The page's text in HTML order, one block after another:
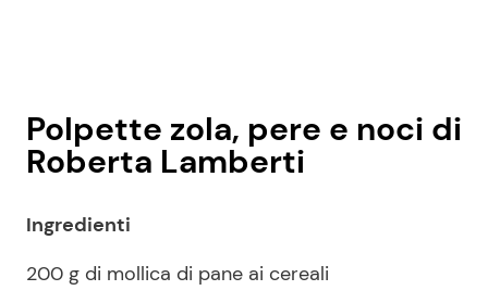
Polpette zola, pere e noci di
Roberta Lamberti
Ingredienti
200 g di mollica di pane ai cereali